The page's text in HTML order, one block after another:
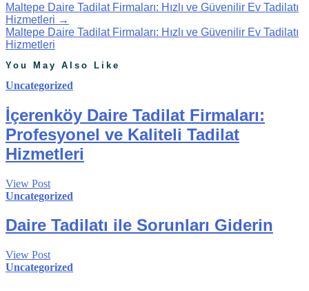
Maltepe Daire Tadilat Firmaları: Hızlı ve Güvenilir Ev Tadilatı
Hizmetleri →
Maltepe Daire Tadilat Firmaları: Hızlı ve Güvenilir Ev Tadilatı
Hizmetleri
You May Also Like
Uncategorized
İçerenköy Daire Tadilat Firmaları:
Profesyonel ve Kaliteli Tadilat
Hizmetleri
View Post
Uncategorized
Daire Tadilatı ile Sorunları Giderin
View Post
Uncategorized